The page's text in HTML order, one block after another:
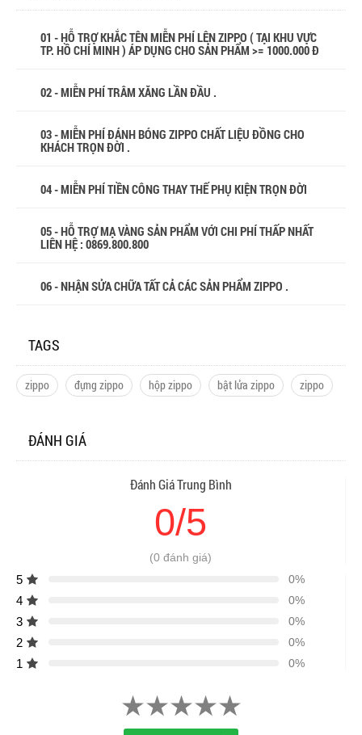
01 - HỖ TRỢ KHẮC TÊN MIỄN PHÍ LÊN ZIPPO ( TẠI KHU VỰC
TP. HỒ CHÍ MINH ) ÁP DỤNG CHO SẢN PHẨM >= 1000.000 Đ
02 - MIỄN PHÍ TRÂM XĂNG LẦN ĐẦU .
03 - MIỄN PHÍ ĐÁNH BÓNG ZIPPO CHẤT LIỆU ĐỒNG CHO
KHÁCH TRỌN ĐỜI .
04 - MIỄN PHÍ TIỀN CÔNG THAY THẾ PHỤ KIỆN TRỌN ĐỜI
05 - HỖ TRỢ MẠ VÀNG SẢN PHẨM VỚI CHI PHÍ THẤP NHẤT
LIÊN HỆ : 0869.800.800
06 - NHẬN SỬA CHỮA TẤT CẢ CÁC SẢN PHẨM ZIPPO .
TAGS
zippo đựng zippo hộp zippo bật lửa zippo zippo
ĐÁNH GIÁ
Đánh Giá Trung Bình
0/5
(0 đánh giá)
5 0%
4 0%
3 0%
2 0%
1 0%